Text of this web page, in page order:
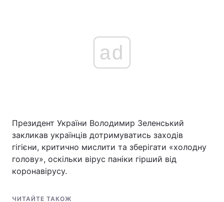
Україна Політика
Економіка Світ
Спорт
ad
Президент України Володимир Зеленський
закликав українців дотримуватись заходів
гігієни, критично мислити та зберігати «холодну
голову», оскільки вірус паніки гірший від
коронавірусу.
ЧИТАЙТЕ ТАКОЖ